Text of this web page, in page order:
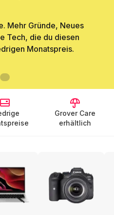
Mehr Gründe, Neues
Tech, die du diesen
Monatspreis.
Grover Care
erhältlich